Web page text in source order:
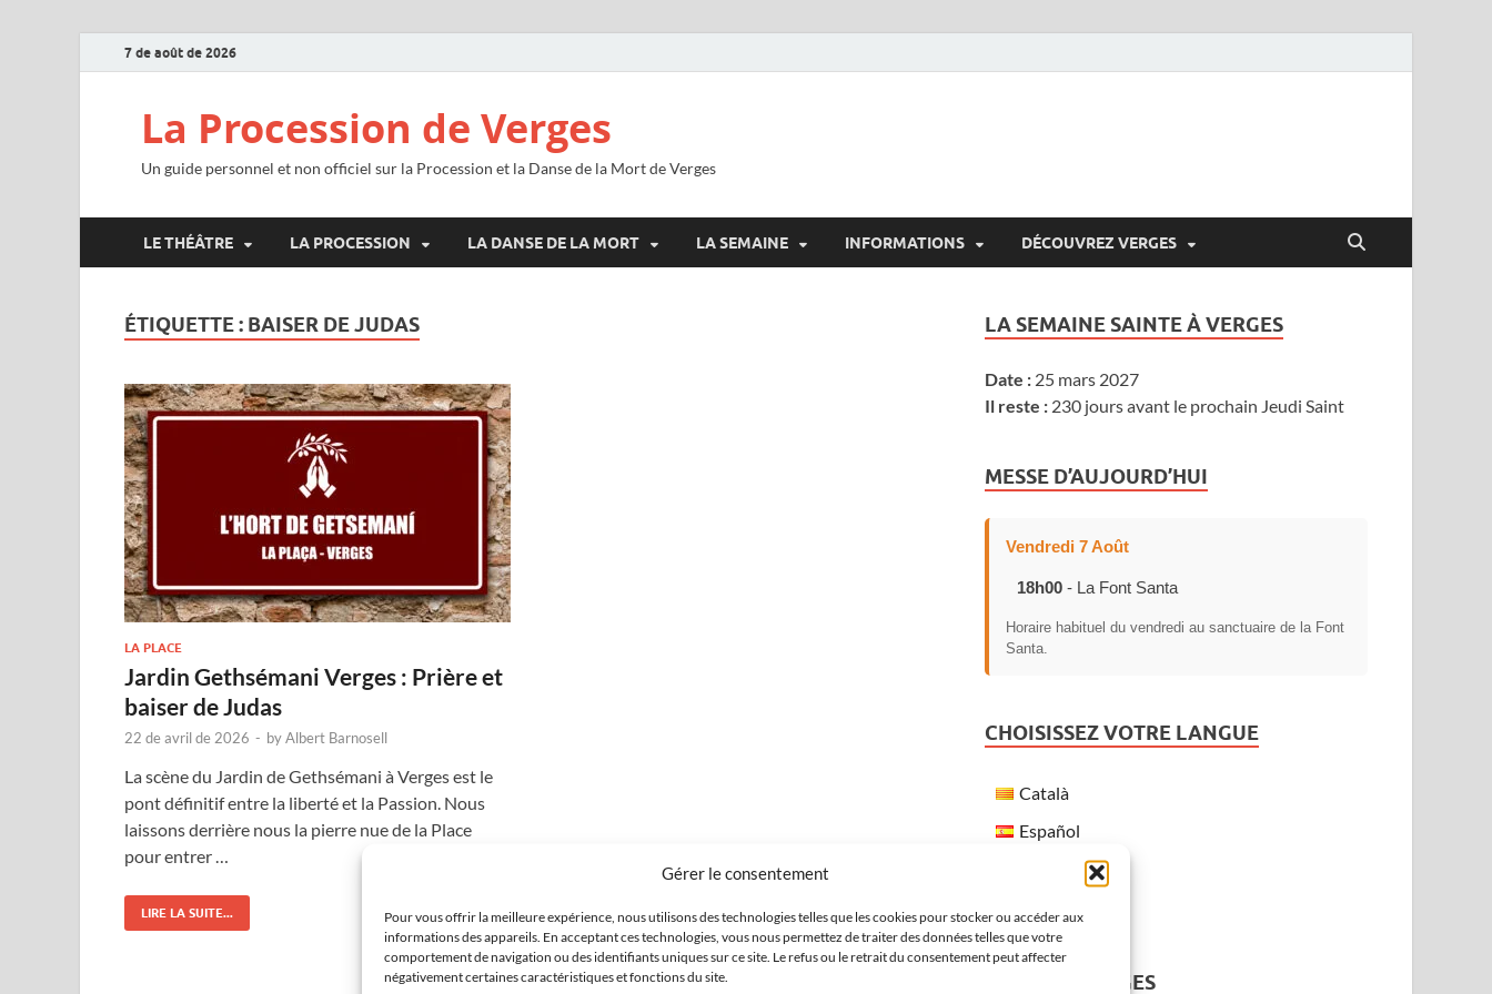
Gérer le consentement
Pour vous offrir la meilleure expérience, nous utilisons des technologies telles que les cookies pour stocker ou accéder aux
informations des appareils. En acceptant ces technologies, vous nous permettez de traiter des données telles que votre
comportement de navigation ou des identifiants uniques sur ce site. Le refus ou le retrait du consentement peut affecter
négativement certaines caractéristiques et fonctions du site.
7 de août de 2026
La Procession de Verges
Un guide personnel et non officiel sur la Procession et la Danse de la Mort de Verges
LE THÉÂTRE LA PROCESSION LA DANSE DE LA MORT LA SEMAINE INFORMATIONS DÉCOUVREZ VERGES
ÉTIQUETTE : BAISER DE JUDAS
LA PLACE
Jardin Gethsémani Verges : Prière et
baiser de Judas
22 de avril de 2026 - byAlbert Barnosell
La scène du Jardin de Gethsémani à Verges est le
pont définitif entre la liberté et la Passion. Nous
laissons derrière nous la pierre nue de la Place
pour entrer …
LIRE LA SUITE...
LA SEMAINE SAINTE À VERGES
Date : 25 mars 2027
Il reste : 230 jours avant le prochain Jeudi Saint
MESSE D’AUJOURD’HUI
Vendredi 7 Août
18h00 - La Font Santa
Horaire habituel du vendredi au sanctuaire de la Font
Santa.
CHOISISSEZ VOTRE LANGUE
Català
Español
MÉTÉO À VERGES